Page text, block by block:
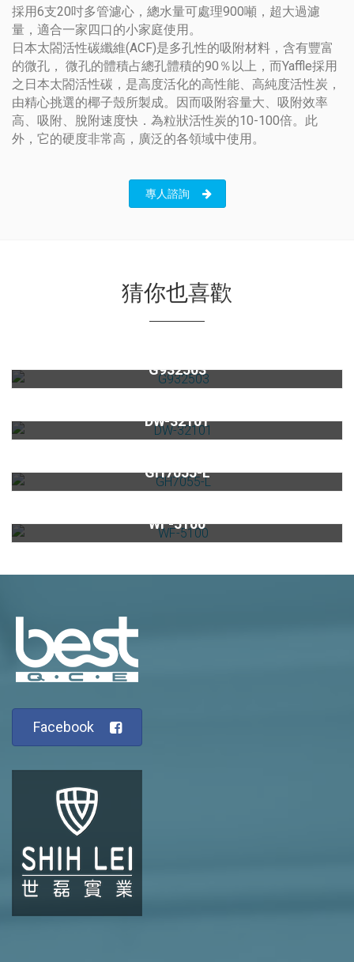
採用6支20吋多管濾心，總水量可處理900噸，超大過濾
量，適合一家四口的小家庭使用。
日本太閤活性碳纖維(ACF)是多孔性的吸附材料，含有豐富
的微孔， 微孔的體積占總孔體積的90％以上，而Yaffle採用
之日本太閤活性碳，是高度活化的高性能、高純度活性炭，
由精心挑選的椰子殼所製成。因而吸附容量大、吸附效率
高、吸附、脫附速度快．為粒狀活性炭的10-100倍。此
外，它的硬度非常高，廣泛的各領域中使用。
專人諮詢
猜你也喜歡
G932503
DW-32101
GH7055-L
WF-5100
Facebook